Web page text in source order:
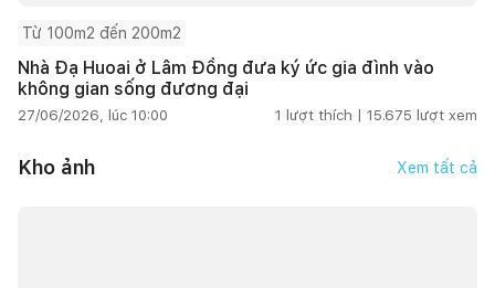
Từ 100m2 đến 200m2
Nhà Đạ Huoai ở Lâm Đồng đưa ký ức gia đình vào
không gian sống đương đại
27/06/2026, lúc 10:00 1 lượt thích | 15.675 lượt xem
Kho ảnh Xem tất cả